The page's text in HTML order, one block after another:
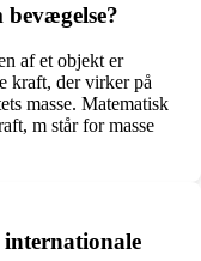
af et objekt er
kraft, der virker på
masse. Matematisk
m står for masse